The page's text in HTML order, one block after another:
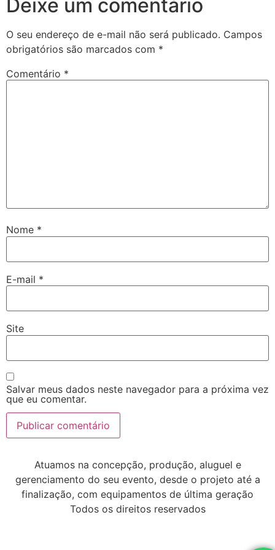
Deixe um comentário
O seu endereço de e-mail não será publicado. Campos
obrigatórios são marcados com *
Comentário *
Nome *
E-mail *
Site
Salvar meus dados neste navegador para a próxima vez
que eu comentar.
Atuamos na concepção, produção, aluguel e
gerenciamento do seu evento, desde o projeto até a
finalização, com equipamentos de última geração
Todos os direitos reservados